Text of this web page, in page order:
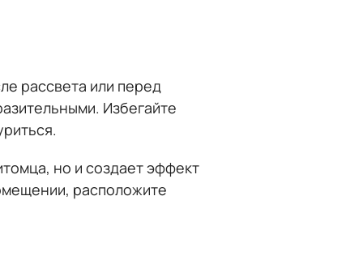
рассвета или перед
Избегайте
но и создает эффект
расположите